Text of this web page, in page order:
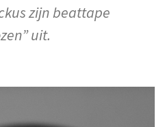
zijn beattape
uit.